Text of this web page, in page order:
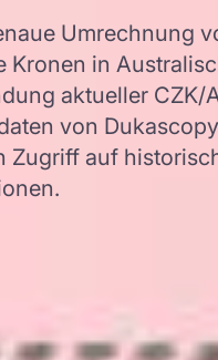
Umrechnung
Kronen in
aktueller CZK/
von
Zugriff auf